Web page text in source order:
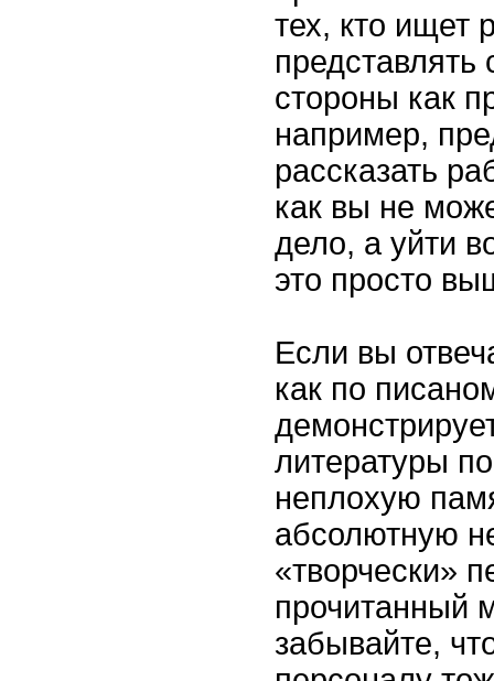
тех, кто ищет
стороны как
например,
рассказать
как вы не
дело, а уйти
это просто
Если вы
как по
литературы
неплохую
абсолютную
«творчески»
прочитанный
забывайте,